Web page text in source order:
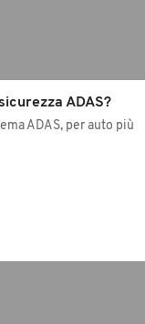
ADAS?
ADAS, per auto più